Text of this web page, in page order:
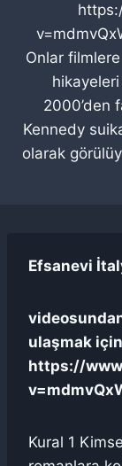
Onlar
2000’den
Kennedy
olarak
Efsanevi
videosundan
ulaşmak
https://
Kural 1